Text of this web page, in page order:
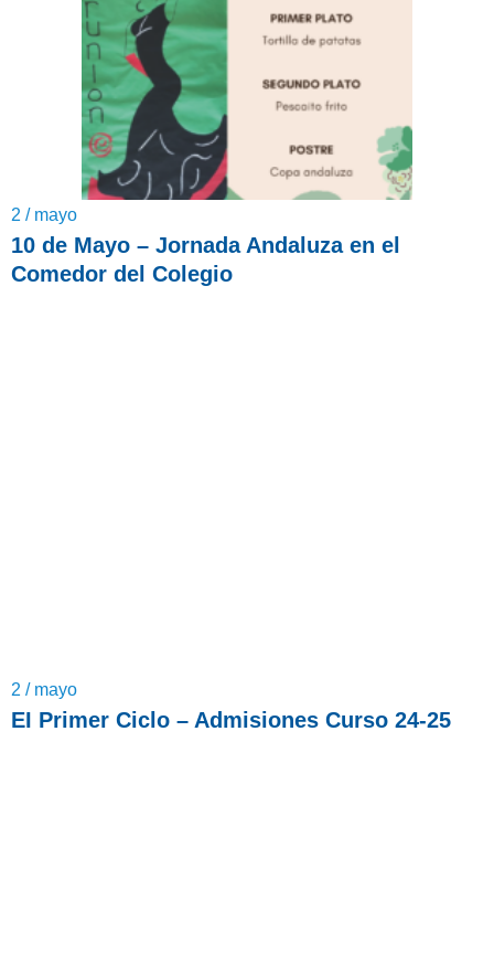
2 / mayo
10 de Mayo – Jornada Andaluza en el
Comedor del Colegio
2 / mayo
EI Primer Ciclo – Admisiones Curso 24-25